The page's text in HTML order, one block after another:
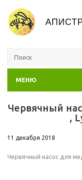
МЕНЮ
Червячный
,
11 декабря 2018
Червячный насос для